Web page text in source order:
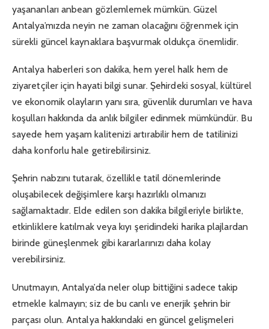
yaşananları anbean gözlemlemek mümkün. Güzel
Antalya’mızda neyin ne zaman olacağını öğrenmek için
sürekli güncel kaynaklara başvurmak oldukça önemlidir.
Antalya haberleri son dakika, hem yerel halk hem de
ziyaretçiler için hayati bilgi sunar. Şehirdeki sosyal, kültürel
ve ekonomik olayların yanı sıra, güvenlik durumları ve hava
koşulları hakkında da anlık bilgiler edinmek mümkündür. Bu
sayede hem yaşam kalitenizi artırabilir hem de tatilinizi
daha konforlu hale getirebilirsiniz.
Şehrin nabzını tutarak, özellikle tatil dönemlerinde
oluşabilecek değişimlere karşı hazırlıklı olmanızı
sağlamaktadır. Elde edilen son dakika bilgileriyle birlikte,
etkinliklere katılmak veya kıyı şeridindeki harika plajlardan
birinde güneşlenmek gibi kararlarınızı daha kolay
verebilirsiniz.
Unutmayın, Antalya’da neler olup bittiğini sadece takip
etmekle kalmayın; siz de bu canlı ve enerjik şehrin bir
parçası olun. Antalya hakkındaki en güncel gelişmeleri